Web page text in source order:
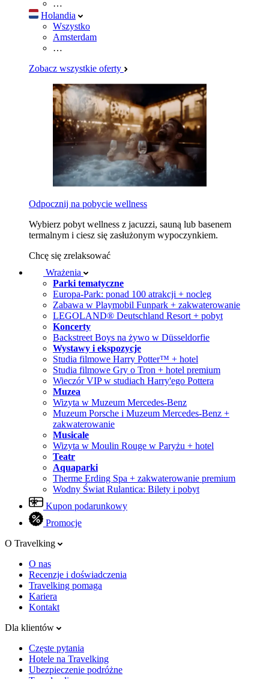
…
Holandia
Wszystko
Amsterdam
…
Zobacz wszystkie oferty
Odpocznij na pobycie wellness
Wybierz pobyt wellness z jacuzzi, sauną lub basenem
termalnym i ciesz się zasłużonym wypoczynkiem.
Chcę się zrelaksować
Wrażenia
Parki tematyczne
Europa-Park: ponad 100 atrakcji + nocleg
Zabawa w Playmobil Funpark + zakwaterowanie
LEGOLAND® Deutschland Resort + pobyt
Koncerty
Backstreet Boys na żywo w Düsseldorfie
Wystawy i ekspozycje
Studia filmowe Harry Potter™ + hotel
Studia filmowe Gry o Tron + hotel premium
Wieczór VIP w studiach Harry'ego Pottera
Muzea
Wizyta w Muzeum Mercedes-Benz
Muzeum Porsche i Muzeum Mercedes-Benz +
zakwaterowanie
Musicale
Wizyta w Moulin Rouge w Paryżu + hotel
Teatr
Aquaparki
Therme Erding Spa + zakwaterowanie premium
Wodny Świat Rulantica: Bilety i pobyt
Kupon podarunkowy
Promocje
O Travelking
O nas
Recenzje i doświadczenia
Travelking pomaga
Kariera
Kontakt
Dla klientów
Częste pytania
Hotele na Travelking
Ubezpieczenie podróżne